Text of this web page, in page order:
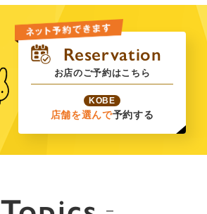
お店のご予約はこちら
KOBE
店舗を選んで予約する